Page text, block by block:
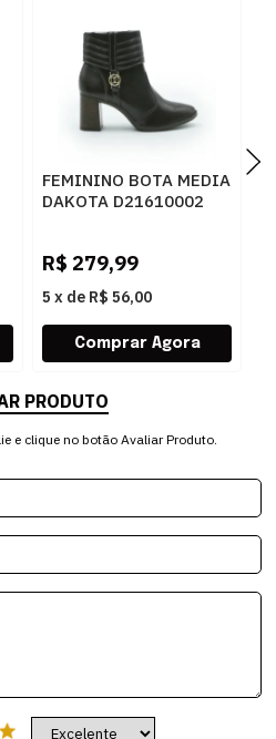
FEMININO BOTA MEDIA
DAKOTA D21610002
R$ 279,99
5 x de R$ 56,00
PRODUTO
e clique no botão Avaliar Produto.